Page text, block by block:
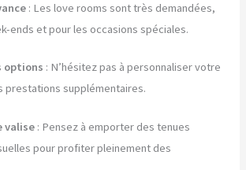
: Les love rooms sont très demandées,
ends et pour les occasions spéciales.
options : N’hésitez pas à personnaliser votre
prestations supplémentaires.
valise : Pensez à emporter des tenues
pour profiter pleinement des